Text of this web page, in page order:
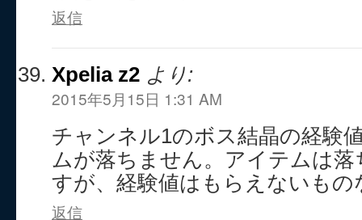
返信
Xpelia z2 より:
2015年5月15日 1:31 AM
チャンネル1のボス結晶の経験
ムが落ちません。アイテムは
すが、経験値はもらえないも
返信